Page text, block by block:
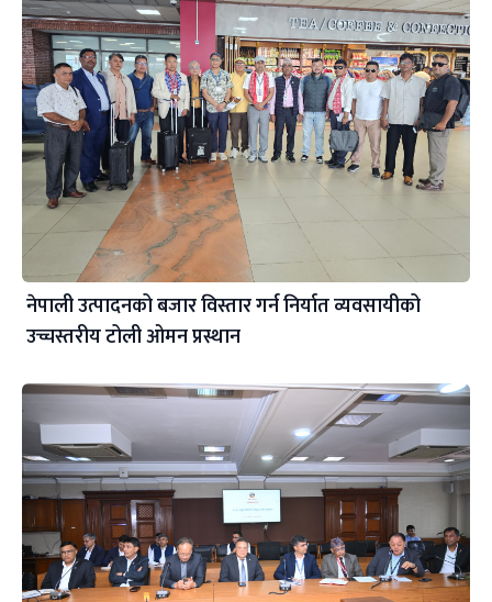
नेपाली उत्पादनको बजार विस्तार गर्न निर्यात व्यवसायीको
उच्चस्तरीय टोली ओमन प्रस्थान